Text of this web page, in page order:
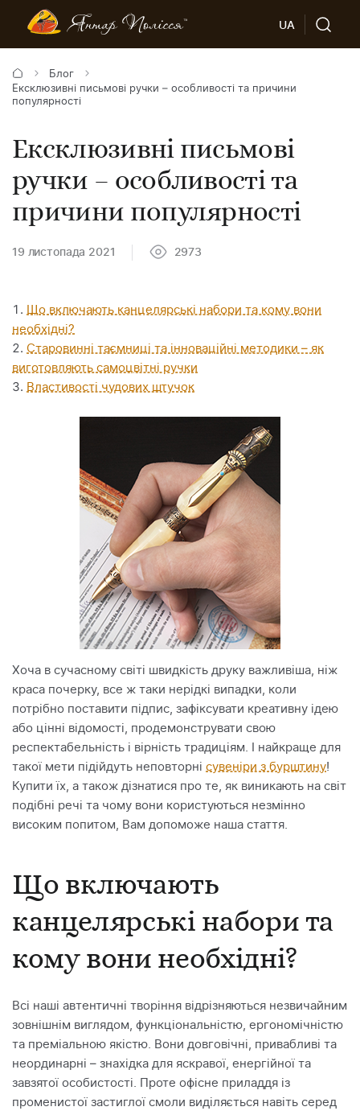
UA
Блог
Ексклюзивні письмові ручки – особливості та причини
популярності
Ексклюзивні письмові
ручки – особливості та
причини популярності
19 листопада 2021 2973
Що включають канцелярські набори та кому вони
необхідні?
Старовинні таємниці та інноваційні методики – як
виготовляють самоцвітні ручки
Властивості чудових штучок
Хоча в сучасному світі швидкість друку важливіша, ніж
краса почерку, все ж таки нерідкі випадки, коли
потрібно поставити підпис, зафіксувати креативну ідею
або цінні відомості, продемонструвати свою
респектабельність і вірність традиціям. І найкраще для
такої мети підійдуть неповторні сувеніри з бурштину!
Купити їх, а також дізнатися про те, як виникають на світ
подібні речі та чому вони користуються незмінно
високим попитом, Вам допоможе наша стаття.
Що включають
канцелярські набори та
кому вони необхідні?
Всі наші автентичні творіння відрізняються незвичайним
зовнішнім виглядом, функціональністю, ергономічністю
та преміальною якістю. Вони довговічні, привабливі та
неординарні – знахідка для яскравої, енергійної та
завзятої особистості. Проте офісне приладдя із
променистої застиглої смоли виділяється навіть серед